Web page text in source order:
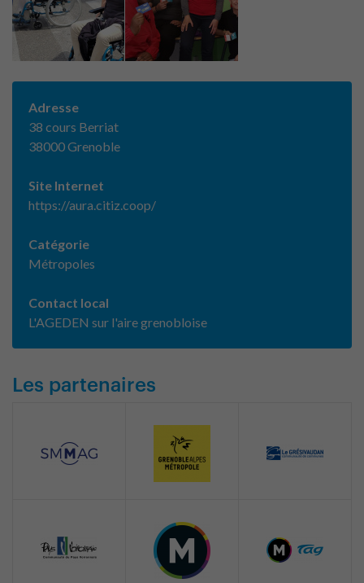
Adresse
38 cours Berriat
38000 Grenoble
Site Internet
https://aura.citiz.coop/
Catégorie
Métropoles
Contact local
L'AGEDEN sur l'aire grenobloise
Les partenaires